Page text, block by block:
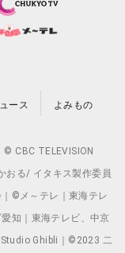
ース よみもの
CBC TELEVISION
おる/ イタキス製作委員
©メ～テレ｜東海テレ
知｜東海テレビ、中京
Studio Ghibli｜©2023 二